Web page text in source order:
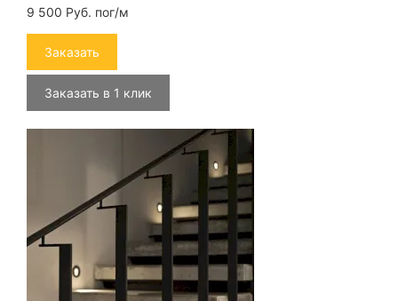
9 500 Руб. пог/м
Заказать
Заказать в 1 клик